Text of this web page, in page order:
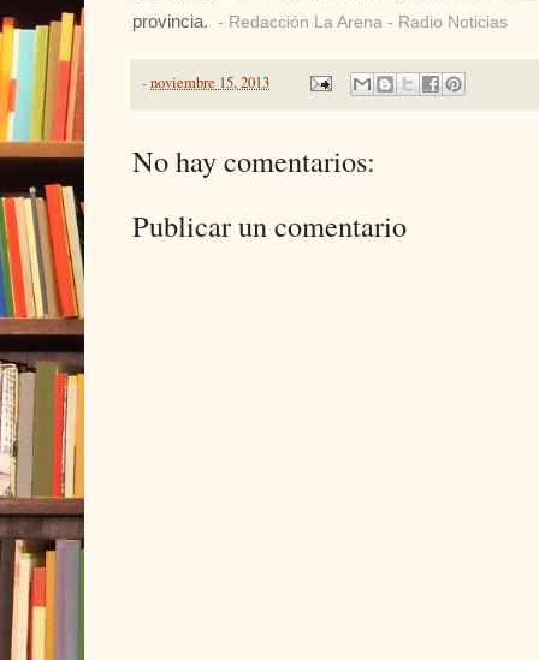
provincia. - Redacción La Arena - Radio Noticias
-noviembre 15, 2013
No hay comentarios:
Publicar un comentario